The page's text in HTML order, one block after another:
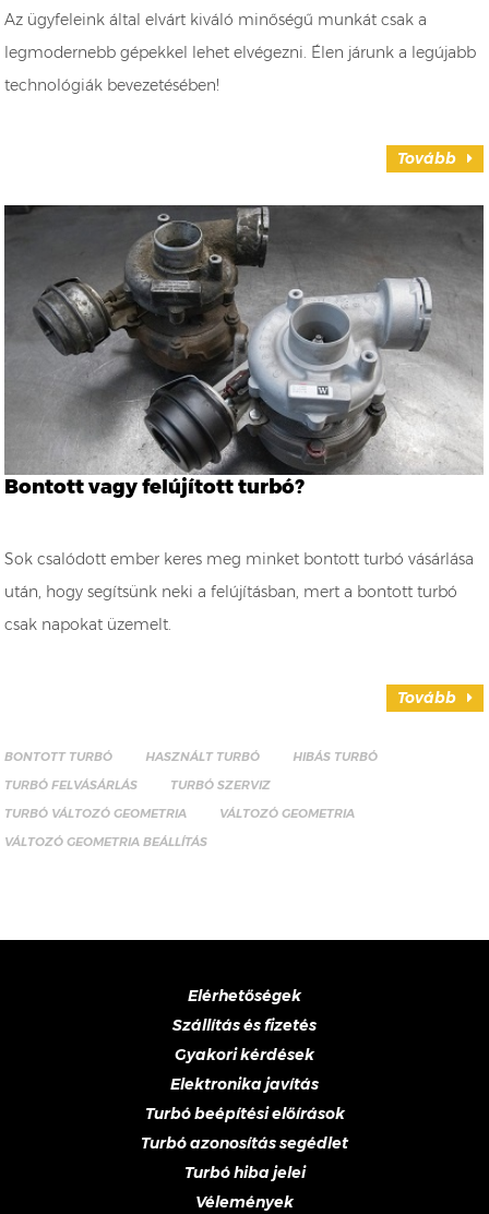
Az ügyfeleink által elvárt kiváló minőségű munkát csak a
legmodernebb gépekkel lehet elvégezni. Élen járunk a legújabb
technológiák bevezetésében!
Tovább
Bontott vagy felújított turbó?
Sok csalódott ember keres meg minket bontott turbó vásárlása
után, hogy segítsünk neki a felújításban, mert a bontott turbó
csak napokat üzemelt.
Tovább
BONTOTT TURBÓ HASZNÁLT TURBÓ
HIBÁS TURBÓ
TURBÓ FELVÁSÁRLÁS
TURBÓ SZERVIZ
TURBÓ VÁLTOZÓ GEOMETRIA
VÁLTOZÓ GEOMETRIA
VÁLTOZÓ GEOMETRIA BEÁLLÍTÁS
Elérhetőségek
Szállítás és fizetés
Gyakori kérdések
Elektronika javítás
Turbó beépítési előírások
Turbó azonosítás segédlet
Turbó hiba jelei
Vélemények